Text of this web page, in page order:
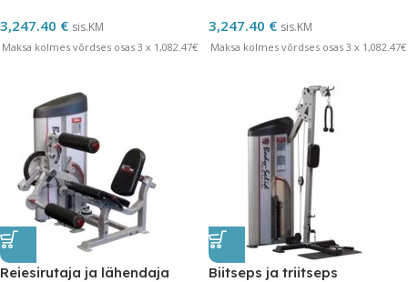
3,247.40 € sis.KM
Maksa kolmes võrdses osas 3 x 1,082.47€
3,247.40 € sis.KM
Maksa kolmes võrdses osas 3 x 1,082.47€
Reiesirutaja ja lähendaja
Biitseps ja triitseps